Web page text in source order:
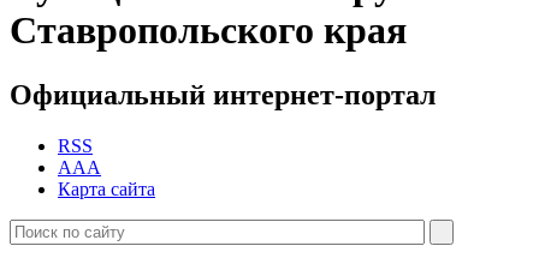
Ставропольского края
Официальный интернет-портал
RSS
AAA
Карта сайта